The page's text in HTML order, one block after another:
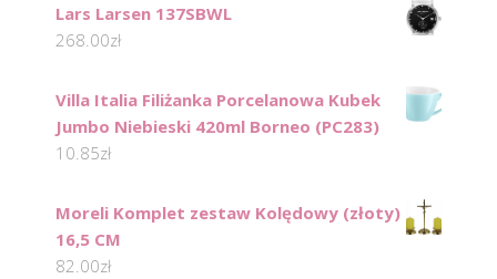
Lars Larsen 137SBWL
268.00zł
Villa Italia Filiżanka Porcelanowa Kubek
Jumbo Niebieski 420ml Borneo (PC283)
10.85zł
Moreli Komplet zestaw Kolędowy (złoty)
16,5 CM
82.00zł